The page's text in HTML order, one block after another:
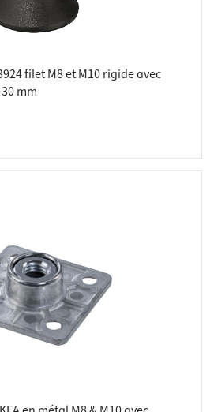
filet M8 et M10 rigide avec
mm